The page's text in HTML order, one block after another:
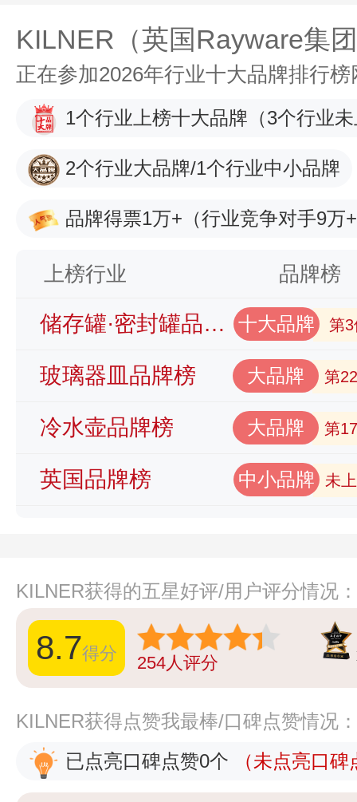
KILNER（英国Rayware集
正在参加2026年行业十大品牌排行
1个行业上榜十大品牌 （3个行业
2个行业大品牌/1个行业中小品牌
品牌得票1万+ （行业竞争对手9万
上榜行业 品牌榜
储存罐·密封罐品牌榜 十大品牌 第3
玻璃器皿品牌榜 大品牌 第
冷水壶品牌榜 大品牌 第
英国品牌榜 中小品牌 未
KILNER获得的五星好评/用户评分情况：
8.7得分 254人评分
KILNER获得点赞我最棒/口碑点赞情况：
已点亮口碑点赞0个
（未点亮口